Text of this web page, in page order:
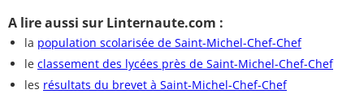
A lire aussi sur Linternaute.com :
la population scolarisée de Saint-Michel-Chef-Chef
le classement des lycées près de Saint-Michel-Chef-Chef
les résultats du brevet à Saint-Michel-Chef-Chef